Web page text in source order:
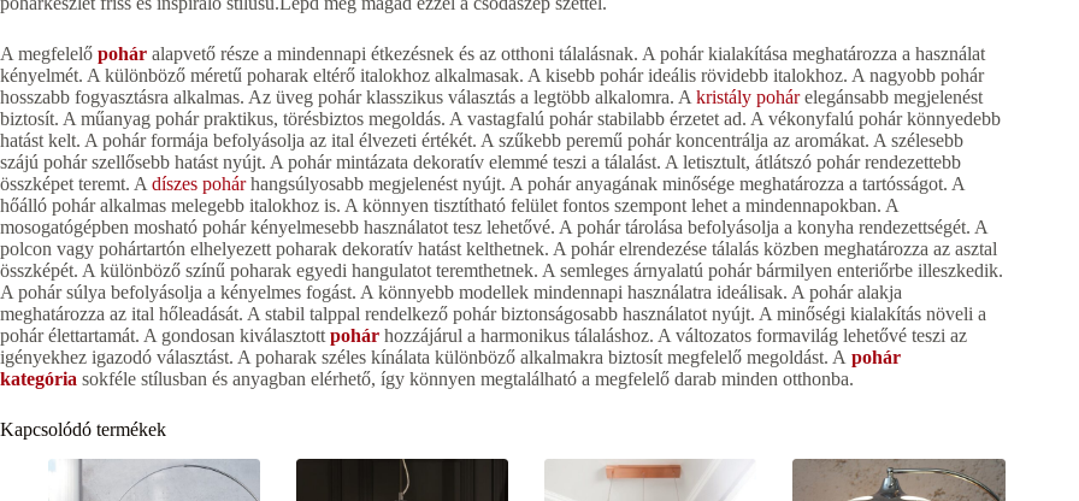
A megfelelő pohár alapvető része a mindennapi étkezésnek és az otthoni tálalásnak. A pohár kialakítása meghatározza a használat
kényelmét. A különböző méretű poharak eltérő italokhoz alkalmasak. A kisebb pohár ideális rövidebb italokhoz. A nagyobb pohár
hosszabb fogyasztásra alkalmas. Az üveg pohár klasszikus választás a legtöbb alkalomra. A kristály pohárelegánsabb megjelenést
biztosít. A műanyag pohár praktikus, törésbiztos megoldás. A vastagfalú pohár stabilabb érzetet ad. A vékonyfalú pohár könnyedebb
hatást kelt. A pohár formája befolyásolja az ital élvezeti értékét. A szűkebb peremű pohár koncentrálja az aromákat. A szélesebb
szájú pohár szellősebb hatást nyújt. A pohár mintázata dekoratív elemmé teszi a tálalást. A letisztult, átlátszó pohár rendezettebb
összképet teremt. A díszes pohárhangsúlyosabb megjelenést nyújt. A pohár anyagának minősége meghatározza a tartósságot. A
hőálló pohár alkalmas melegebb italokhoz is. A könnyen tisztítható felület fontos szempont lehet a mindennapokban. A
mosogatógépben mosható pohár kényelmesebb használatot tesz lehetővé. A pohár tárolása befolyásolja a konyha rendezettségét. A
polcon vagy pohártartón elhelyezett poharak dekoratív hatást kelthetnek. A pohár elrendezése tálalás közben meghatározza az asztal
összképét. A különböző színű poharak egyedi hangulatot teremthetnek. A semleges árnyalatú pohár bármilyen enteriőrbe illeszkedik.
A pohár súlya befolyásolja a kényelmes fogást. A könnyebb modellek mindennapi használatra ideálisak. A pohár alakja
meghatározza az ital hőleadását. A stabil talppal rendelkező pohár biztonságosabb használatot nyújt. A minőségi kialakítás növeli a
pohár élettartamát. A gondosan kiválasztott pohár hozzájárul a harmonikus tálaláshoz. A változatos formavilág lehetővé teszi az
igényekhez igazodó választást. A poharak széles kínálata különböző alkalmakra biztosít megfelelő megoldást. A pohár
kategória sokféle stílusban és anyagban elérhető, így könnyen megtalálható a megfelelő darab minden otthonba.
Kapcsolódó termékek